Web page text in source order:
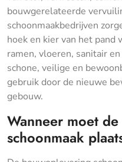
bouwgerelateerde
schoonmaakbedrijven
hoek en kier van het
ramen, vloeren, sanitair
schone, veilige en
gebruik door de nieuwe
gebouw.
Wanneer moet
schoonmaak